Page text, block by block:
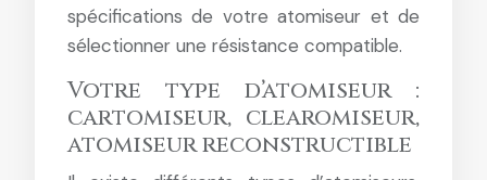
spécifications de votre atomiseur et de
sélectionner une résistance compatible.
Votre type d’atomiseur :
cartomiseur, clearomiseur,
atomiseur reconstructible